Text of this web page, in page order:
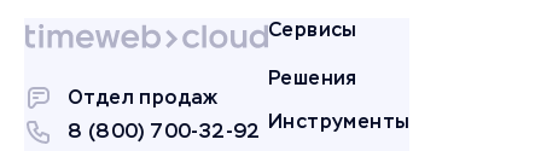
Отдел продаж
8 (800) 700-32-92
Сервисы
Решения
Инструменты